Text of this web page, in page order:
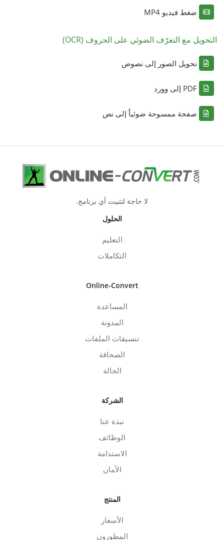
ضغط فيديو MP4
التحويل مع التعرّف الضوئي على الحروف (OCR)
تحويل الصور إلى نصوص
PDF إلى وورد
صفحة ممسوحة ضوئياً إلى نص
لا حاجة لتثبيت أي برنامج.
الحلول
التعليم
التكاملات
Online-Convert
المساعدة
المدونة
تنسيقات الملفات
الصحافة
الحالة
الشركة
نبذة عنا
الوظائف
الاستدامة
الأمان
المنتج
الأسعار
المطورون